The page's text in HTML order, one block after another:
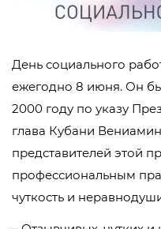
День социального
ежегодно 8 июня. Он
2000 году по указу
глава Кубани
представителей этой
профессиональным
чуткость и